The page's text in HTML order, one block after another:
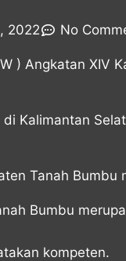
2022 No
Angkatan XIV
Kalimantan
Tanah
Bumbu
kompeten.